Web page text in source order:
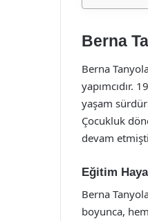
Berna
Berna
yapımcıdır.
yaşam
Çocukluk
devam
Eğitim
Berna
boyunca,